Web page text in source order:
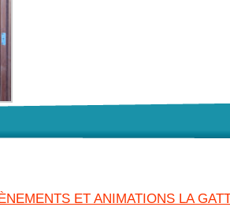
ET ANIMATIONS LA